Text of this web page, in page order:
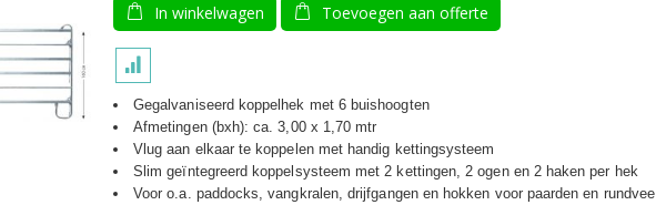
In winkelwagen Toevoegen aan offerte
Gegalvaniseerd koppelhek met 6 buishoogten
Afmetingen (bxh): ca. 3,00 x 1,70 mtr
Vlug aan elkaar te koppelen met handig kettingsysteem
Slim geïntegreerd koppelsysteem met 2 kettingen, 2 ogen en 2 haken per hek
Voor o.a. paddocks, vangkralen, drijfgangen en hokken voor paarden en rundvee